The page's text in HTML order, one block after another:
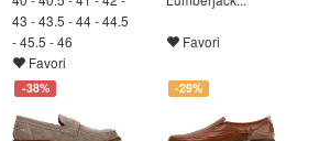
43 - 43.5 - 44 - 44.5
- 45.5 - 46
Favori
Favori
-38% -29%